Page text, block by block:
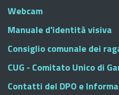
Webcam
Manuale d'identità visiva
Consiglio comunale dei
CUG - Comitato Unico di
Contatti del DPO e